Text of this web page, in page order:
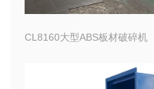
CL8160大型ABS板材破碎机